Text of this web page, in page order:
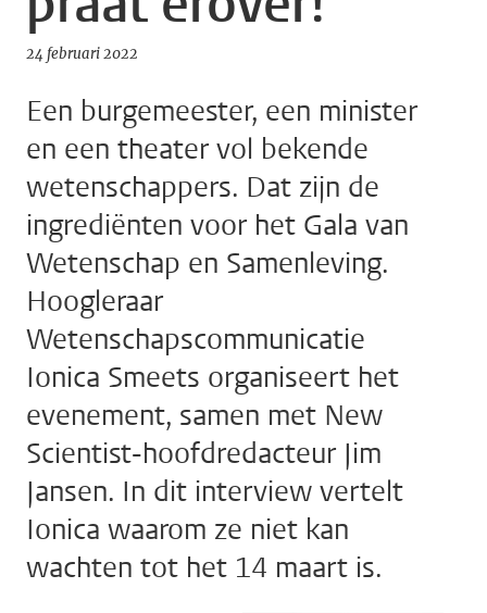
24 februari 2022
Een burgemeester, een minister
en een theater vol bekende
wetenschappers. Dat zijn de
ingrediënten voor het Gala van
Wetenschap en Samenleving.
Hoogleraar
Wetenschapscommunicatie
Ionica Smeets organiseert het
evenement, samen met New
Scientist-hoofdredacteur Jim
Jansen. In dit interview vertelt
Ionica waarom ze niet kan
wachten tot het 14 maart is.